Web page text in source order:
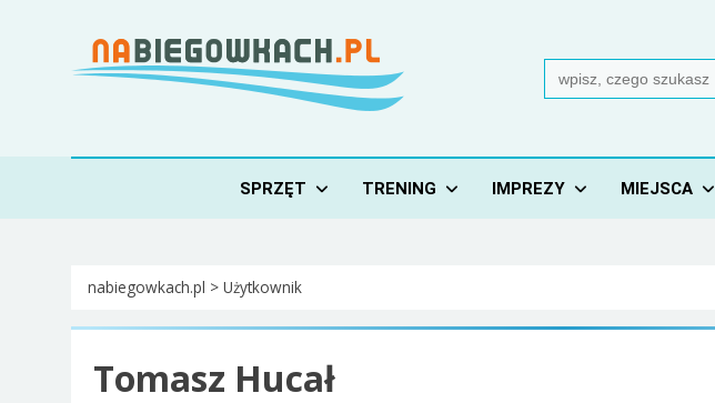
Nabiegowkach.pl
Search
for:
SPRZĘT TRENING IMPREZY MIEJSCA
nabiegowkach.pl > Użytkownik
Tomasz Hucał